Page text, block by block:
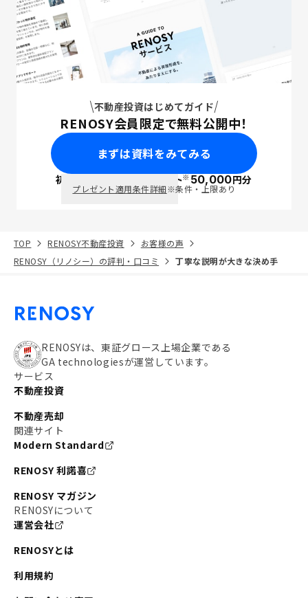
不動産投資はじめてガイド
RENOSY会員限定で無料公開中！
まずは資料をみてみる
初回面談で ポイント※50,000円分
プレゼント適用条件詳細※条件・上限あり
TOP RENOSY不動産投資
お客様の声
RENOSY（リノシー）の評判・口コミ
丁寧な説明が大きな決め手
RENOSYは、東証グロース上場企業である
GA technologiesが運営しています。
サービス
不動産投資
不動産売却
関連サイト
Modern Standard
RENOSY 利諾喜
RENOSY マガジン
RENOSYについて
運営会社
RENOSYとは
利用規約